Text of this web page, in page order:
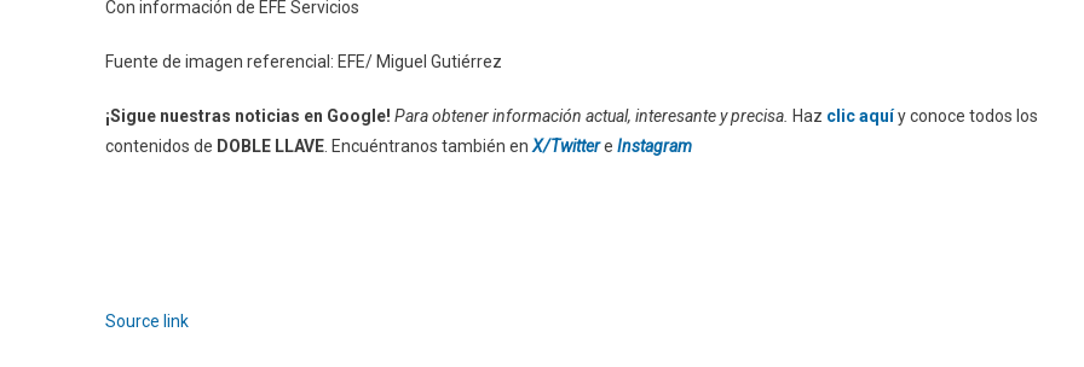
Con información de EFE Servicios
Fuente de imagen referencial: EFE/ Miguel Gutiérrez
¡Sigue nuestras noticias en Google! Para obtener información actual, interesante y precisa. Haz clic aquíy conoce todos los
contenidos de DOBLE LLAVE . Encuéntranos también en X/Twittere Instagram
Source link